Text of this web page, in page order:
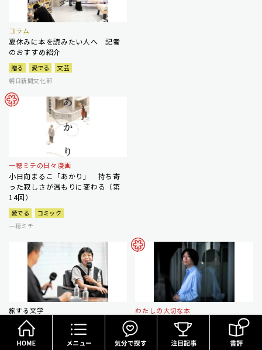
コラム
夏休みに本を読みたい人へ 記者
のおすすめ紹介
贈る 愛でる
文芸
朝日新聞文化部
一穂ミチの日々漫画
小日向まるこ「あかり」 持ち寄
った寂しさが温もりに変わる（第
14回）
愛でる
コミック
一穂ミチ
旅する文学
イベント編 地域性が浮かびあが
る３５０作 文芸評論家・斎藤美
奈子
わたしの大切な本
歌人・青松輝さんの大切な本 斬
新な表現 よむたび、より自由に
愛でる コミック 短歌